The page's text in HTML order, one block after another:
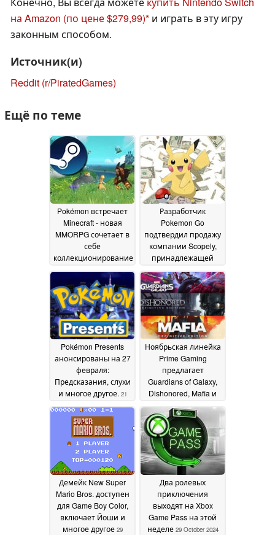
на Amazon (по цене $279,99) и играть в эту игру
законным способом.
Источник(и)
Reddit (r/PiratedGames)
Ещё по теме
Pokémon встречает
Minecraft - новая
MMORPG сочетает в
себе
коллекционирование
существ и игровой
процесс в
песочнице11 April 2025
Разработчик
Pokemon Go
подтвердил продажу
компании Scopely,
принадлежащей
Саудовской Аравии
13 March 2025
Pokémon Presents
анонсированы на 27
февраля:
Предсказания, слухи
и многое другое. 21
February 2025
Ноябрьская линейка
Prime Gaming
предлагает
Guardians of Galaxy,
Dishonored, Mafia и
другие игры, которые
останутся с Вами
навсегда03 November
2024
Демейк New Super
Mario Bros. доступен
для Game Boy Color,
включает Йоши и
многое другое 29
Два ролевых
приключения
выходят на Xbox
Game Pass на этой
неделе 29 October 2024